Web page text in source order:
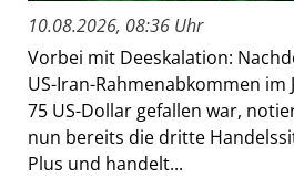
10.08.2026, 08:36 Uhr
Vorbei mit Deeskalation:
US-Iran-Rahmenabkommen im
75 US-Dollar gefallen war,
nun bereits die dritte
Plus und handelt...